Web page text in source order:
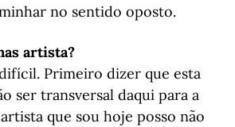
no sentido oposto.
artista?
Primeiro dizer que esta
ser transversal daqui para a
que sou hoje posso não